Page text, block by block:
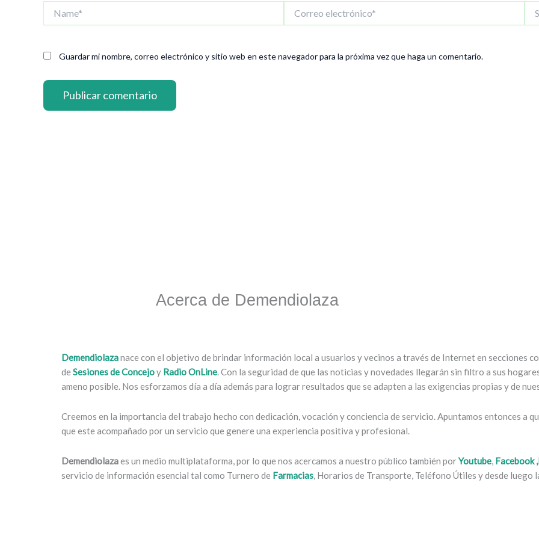
electrónico*
Guardar mi nombre, correo electrónico y sitio web en este navegador para la próxima vez que haga un comentario.
Acerca de Demendiolaza
Demendiolazanace con el objetivo de brindar información local a usuarios y vecinos a través de Internet en secciones
de Sesiones de Concejoy Radio OnLine. Con la seguridad de que las noticias y novedades llegarán sin filtro a sus
ameno posible. Nos esforzamos día a día además para lograr resultados que se adapten a las exigencias propias y de
Creemos en la importancia del trabajo hecho con dedicación, vocación y conciencia de servicio. Apuntamos entonces a
que este acompañado por un servicio que genere una experiencia positiva y profesional.
Demendiolazaes un medio multiplataforma, por lo que nos acercamos a nuestro público también porYoutube, Facebook,
servicio de información esencial tal como Turnero de Farmacias, Horarios de Transporte, Teléfono Útiles y desde luego